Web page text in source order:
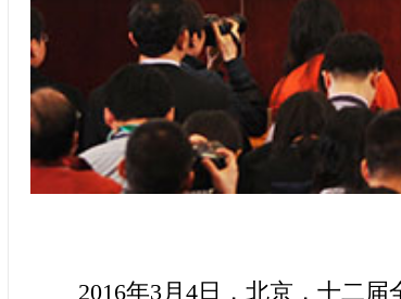
2016年3月4日，北京，十二届